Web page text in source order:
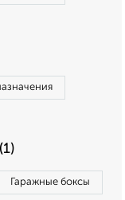
Гаражные боксы